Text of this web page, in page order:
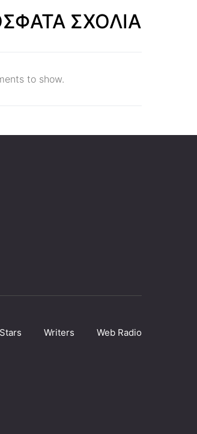
ΣΧΟΛΙΑ
to show.
Writers Web Radio